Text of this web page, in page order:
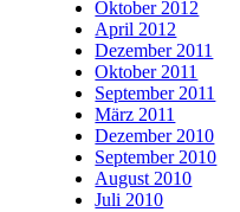
Oktober 2012
April 2012
Dezember 2011
Oktober 2011
September 2011
März 2011
Dezember 2010
September 2010
August 2010
Juli 2010